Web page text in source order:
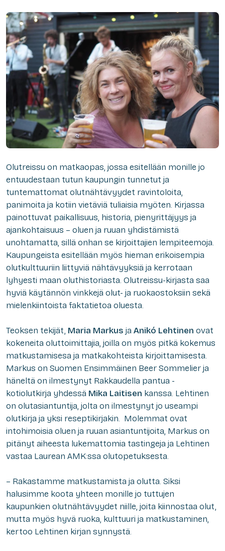
Olutreissu on matkaopas, jossa esitellään monille jo
entuudestaan tutun kaupungin tunnetut ja
tuntemattomat olutnähtävyydet ravintoloita,
panimoita ja kotiin vietäviä tuliaisia myöten. Kirjassa
painottuvat paikallisuus, historia, pienyrittäjyys ja
ajankohtaisuus – oluen ja ruuan yhdistämistä
unohtamatta, sillä onhan se kirjoittajien lempiteemoja.
Kaupungeista esitellään myös hieman erikoisempia
olutkulttuuriin liittyviä nähtävyyksiä ja kerrotaan
lyhyesti maan oluthistoriasta. Olutreissu-kirjasta saa
hyviä käytännön vinkkejä olut- ja ruokaostoksiin sekä
mielenkiintoista faktatietoa oluesta.
Teoksen tekijät, Maria Markus ja Anikó Lehtinen ovat
kokeneita oluttoimittajia, joilla on myös pitkä kokemus
matkustamisesa ja matkakohteista kirjoittamisesta.
Markus on Suomen Ensimmäinen Beer Sommelier ja
häneltä on ilmestynyt Rakkaudella pantua -
kotiolutkirja yhdessä Mika Laitisen kanssa. Lehtinen
on olutasiantuntija, jolta on ilmestynyt jo useampi
olutkirja ja yksi reseptikirjakin. Molemmat ovat
intohimoisia oluen ja ruuan asiantuntijoita, Markus on
pitänyt aiheesta lukemattomia tastingeja ja Lehtinen
vastaa Laurean AMK:ssa olutopetuksesta.
– Rakastamme matkustamista ja olutta. Siksi
halusimme koota yhteen monille jo tuttujen
kaupunkien olutnähtävyydet niille, joita kiinnostaa olut,
mutta myös hyvä ruoka, kulttuuri ja matkustaminen,
kertoo Lehtinen kirjan synnystä.